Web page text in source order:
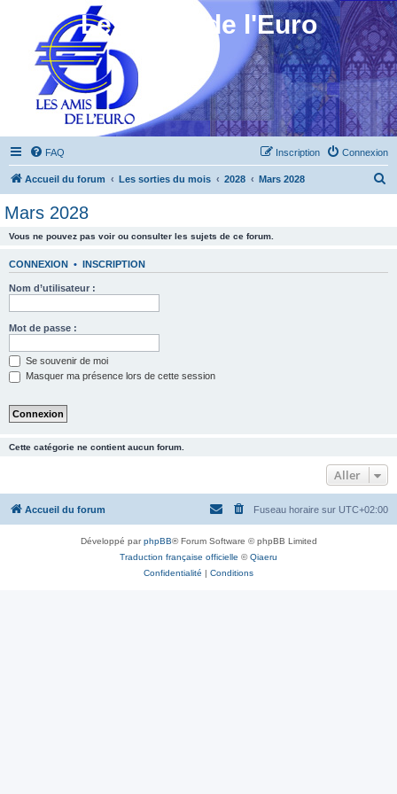
Les Amis de l'Euro
FAQ Connexion
Inscription
Accueil du forum Les sorties du mois 2028 Mars 2028
Mars 2028
Vous ne pouvez pas voir ou consulter les sujets de ce forum.
CONNEXION • INSCRIPTION
Nom d’utilisateur :
Mot de passe :
Se souvenir de moi
Masquer ma présence lors de cette session
Cette catégorie ne contient aucun forum.
Aller
Accueil du forum Fuseau horaire sur UTC+02:00
Développé parphpBB® Forum Software © phpBB Limited
Traduction française officielle ©Qiaeru
Confidentialité | Conditions